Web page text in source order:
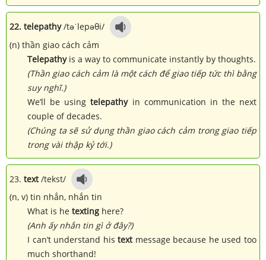
22. telepathy/təˈlepəθi/
(n) thần giao cách cảm
Telepathyis a way to communicate instantly by thoughts.
(Thần giao cách cảm là một cách để giao tiếp tức thì bằng
suy nghĩ.)
We’ll be usingtelepathyin communication in the next
couple of decades.
(Chúng ta sẽ sử dụng thần giao cách cảm trong giao tiếp
trong vài thập kỷ tới.)
23. text/tekst/
(n, v) tin nhắn, nhắn tin
What is he texting here?
(Anh ấy nhắn tin gì ở đây?)
I can’t understand histextmessage because he used too
much shorthand!